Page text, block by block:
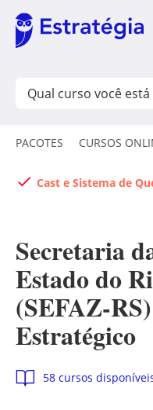
PACOTES CURSOS
Cast e Sistema de
Secretaria
Estado do
(SEFAZ-
Estratégico
58 cursos